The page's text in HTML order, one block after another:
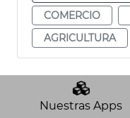
COMERCIO
AGRICULTURA
Nuestras Apps